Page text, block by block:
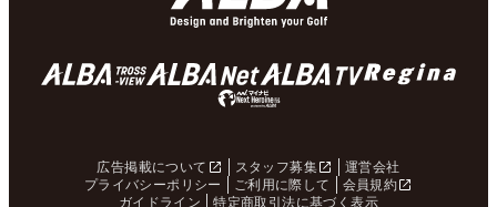
広告掲載について スタッフ募集
運営会社
プライバシーポリシー
ご利用に際して
会員規約
ガイドライン
特定商取引法に基づく表示